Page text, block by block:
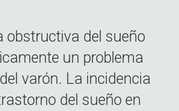
obstructiva del sueño
un problema
varón. La incidencia
del sueño en